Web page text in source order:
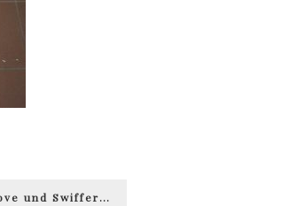
und Swiffer…